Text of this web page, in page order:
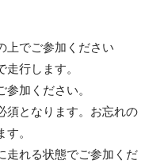
上でご参加ください
行します。
加ください。
須となります。お忘れの
。
走れる状態でご参加くだ